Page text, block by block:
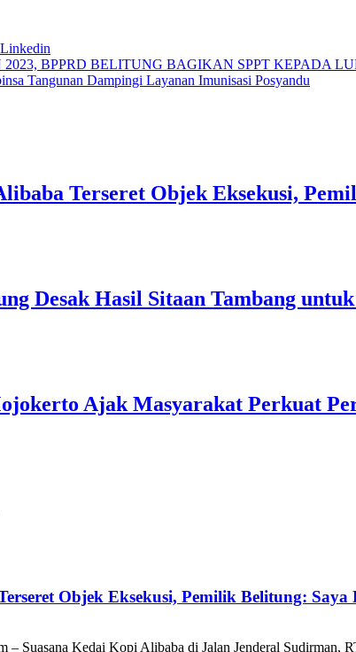
Linkedin
BPPRD BELITUNG BAGIKAN SPPT KEPADA
Tangunan Dampingi Layanan Imunisasi Posyandu
Terseret Objek Eksekusi,
Desak Hasil Sitaan Tambang
Ajak Masyarakat Perkuat
Objek Eksekusi, Pemilik Belitung:
– Suasana Kedai Kopi Alibaba di Jalan Jenderal Sudirman,